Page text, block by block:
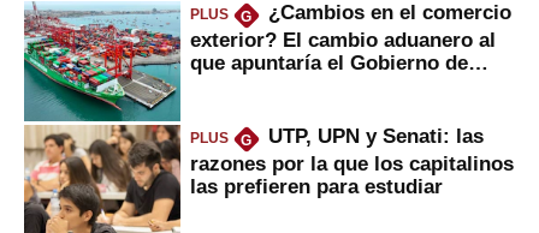
PLUS G
¿Cambios en el comercio
exterior? El cambio aduanero al
que apuntaría el Gobierno de
PLUS G
UTP, UPN y Senati: las
razones por la que los capitalinos
las prefieren para estudiar